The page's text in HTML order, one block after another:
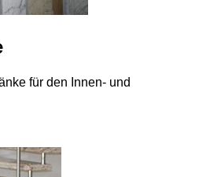
für den Innen- und